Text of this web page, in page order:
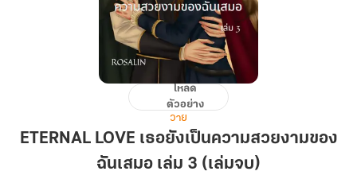
ETERNAL
เธอ
เป็น
โหลด
ตัวอย่าง
วาย
ETERNAL LOVE เธอยังเป็นความสวยงามของ
ฉันเสมอ เล่ม 3 (เล่มจบ)